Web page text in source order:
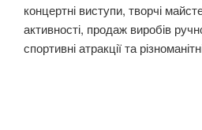
концертні виступи, творчі
активності, продаж виробів
спортивні атракції та